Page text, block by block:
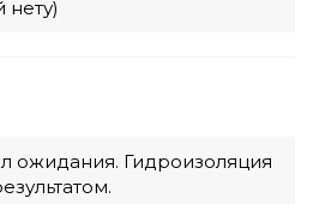
ожидания. Гидроизоляция